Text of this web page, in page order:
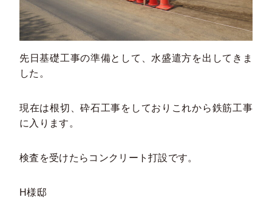
先日基礎工事の準備として、水盛遣方を出してきま
した。
現在は根切、砕石工事をしておりこれから鉄筋工事
に入ります。
検査を受けたらコンクリート打設です。
H様邸